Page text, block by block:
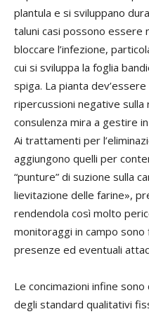
plantula e si sviluppano
taluni casi possono essere
bloccare l’infezione,
cui si sviluppa la foglia
spiga. La pianta
ripercussioni negative sulla
consulenza mira a gestire
Ai trattamenti per
aggiungono quelli per
“punture” di suzione sulla
lievitazione delle farine»,
rendendola così molto
monitoraggi in campo
presenze ed eventuali
Le concimazioni infine
degli standard qualitativi